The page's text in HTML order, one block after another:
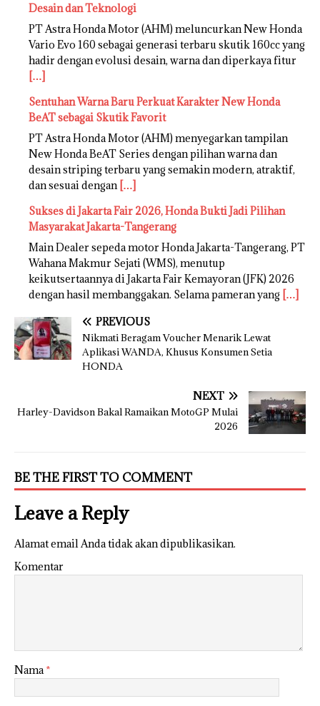
Desain dan Teknologi
PT Astra Honda Motor (AHM) meluncurkan New Honda
Vario Evo 160 sebagai generasi terbaru skutik 160cc yang
hadir dengan evolusi desain, warna dan diperkaya fitur
[…]
Sentuhan Warna Baru Perkuat Karakter New Honda
BeAT sebagai Skutik Favorit
PT Astra Honda Motor (AHM) menyegarkan tampilan
New Honda BeAT Series dengan pilihan warna dan
desain striping terbaru yang semakin modern, atraktif,
dan sesuai dengan […]
Sukses di Jakarta Fair 2026, Honda Bukti Jadi Pilihan
Masyarakat Jakarta-Tangerang
Main Dealer sepeda motor Honda Jakarta-Tangerang, PT
Wahana Makmur Sejati (WMS), menutup
keikutsertaannya di Jakarta Fair Kemayoran (JFK) 2026
dengan hasil membanggakan. Selama pameran yang […]
PREVIOUS
Nikmati Beragam Voucher Menarik Lewat
Aplikasi WANDA, Khusus Konsumen Setia
HONDA
NEXT
Harley-Davidson Bakal Ramaikan MotoGP Mulai
2026
BE THE FIRST TO COMMENT
Leave a Reply
Alamat email Anda tidak akan dipublikasikan.
Komentar
Nama *